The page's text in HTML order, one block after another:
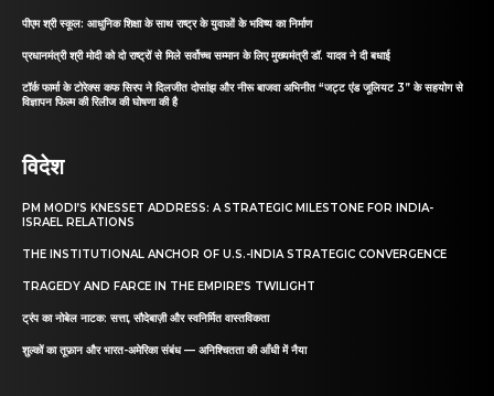
पीएम श्री स्कूल: आधुनिक शिक्षा के साथ राष्ट्र के युवाओं के भविष्य का निर्माण
प्रधानमंत्री श्री मोदी को दो राष्ट्रों से मिले सर्वोच्च सम्मान के लिए मुख्यमंत्री डॉ. यादव ने दी बधाई
टॉर्क फार्मा के टोरेक्स कफ सिरप ने दिलजीत दोसांझ और नीरू बाजवा अभिनीत “जट्ट एंड जूलियट 3” के सहयोग से
विज्ञापन फिल्म की रिलीज की घोषणा की है
विदेश
PM MODI’S KNESSET ADDRESS: A STRATEGIC MILESTONE FOR INDIA-
ISRAEL RELATIONS
THE INSTITUTIONAL ANCHOR OF U.S.-INDIA STRATEGIC CONVERGENCE
TRAGEDY AND FARCE IN THE EMPIRE’S TWILIGHT
ट्रंप का नोबेल नाटक: सत्ता, सौदेबाज़ी और स्वनिर्मित वास्तविकता
शुल्कों का तूफ़ान और भारत-अमेरिका संबंध — अनिश्चितता की आँधी में नैया